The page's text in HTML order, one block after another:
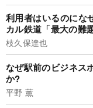
利用者はいるのにな
カル鉄道「最大の難
枝久保達也
なぜ駅前のビジネス
か?
平野 薫